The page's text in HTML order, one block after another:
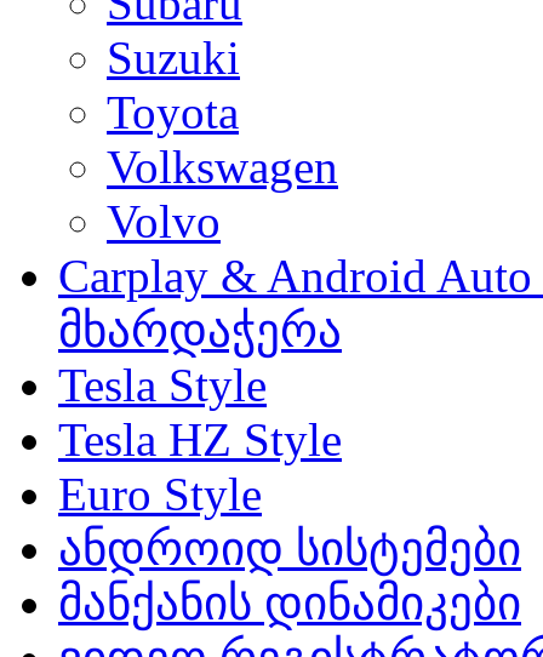
Suzuki
Toyota
Volkswagen
Volvo
Carplay & Android
მხარდაჭერა
Tesla Style
Tesla HZ Style
Euro Style
ანდროიდ სისტემები
მანქანის დინამიკები